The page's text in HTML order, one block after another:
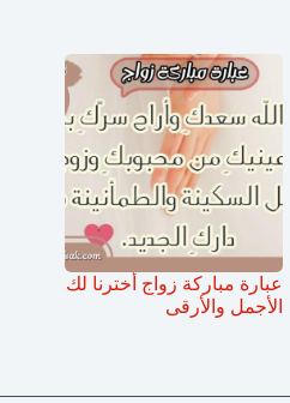
عبارة مباركة زواج أخترنا لك
الأجمل والأرقى